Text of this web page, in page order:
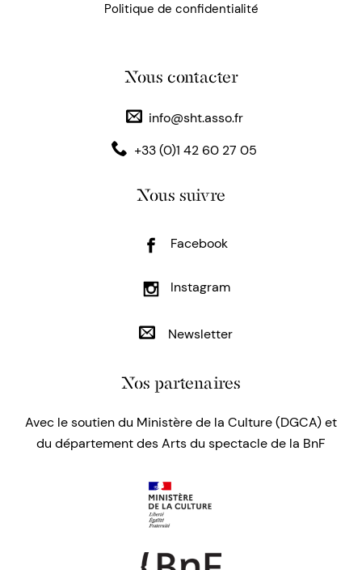
Politique de confidentialité
Nous contacter
info@sht.asso.fr
+33 (0)1 42 60 27 05
Nous suivre
Facebook
Instagram
Newsletter
Nos partenaires
Avec le soutien du Ministère de la Culture (DGCA) et
du département des Arts du spectacle de la BnF